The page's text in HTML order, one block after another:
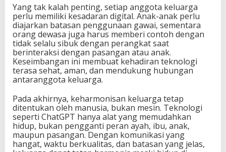
Yang tak kalah penting, setiap anggota keluarga
perlu memiliki kesadaran digital. Anak-anak perlu
diajarkan batasan penggunaan gawai, sementara
orang dewasa juga harus memberi contoh dengan
tidak selalu sibuk dengan perangkat saat
berinteraksi dengan pasangan atau anak.
Keseimbangan ini membuat kehadiran teknologi
terasa sehat, aman, dan mendukung hubungan
antaranggota keluarga.
Pada akhirnya, keharmonisan keluarga tetap
ditentukan oleh manusia, bukan mesin. Teknologi
seperti ChatGPT hanya alat yang memudahkan
hidup, bukan pengganti peran ayah, ibu, anak,
maupun pasangan. Dengan komunikasi yang
hangat, waktu berkualitas, dan batasan yang jelas,